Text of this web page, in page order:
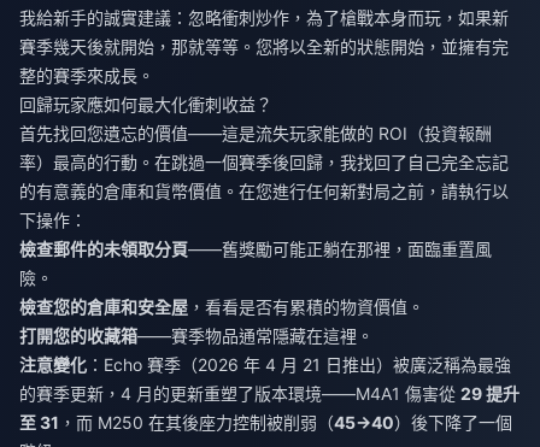
我給新手的誠實建議：忽略衝刺炒作，為了槍戰本身而玩，如果新
賽季幾天後就開始，那就等等。您將以全新的狀態開始，並擁有完
整的賽季來成長。
回歸玩家應如何最大化衝刺收益？
首先找回您遺忘的價值——這是流失玩家能做的 ROI（投資報酬
率）最高的行動。在跳過一個賽季後回歸，我找回了自己完全忘記
的有意義的倉庫和貨幣價值。在您進行任何新對局之前，請執行以
下操作：
檢查郵件的未領取分頁——舊獎勵可能正躺在那裡，面臨重置風
險。
檢查您的倉庫和安全屋 ，看看是否有累積的物資價值。
打開您的收藏箱——賽季物品通常隱藏在這裡。
注意變化 ：Echo 賽季（2026 年 4 月 21 日推出）被廣泛稱為最強
的賽季更新，4 月的更新重塑了版本環境——M4A1 傷害從 29 提升
至 31 ，而 M250 在其後座力控制被削弱（45→40）後下降了一個